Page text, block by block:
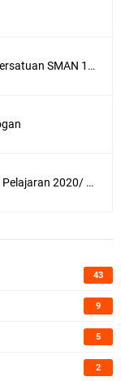
Kegiatan Outbound Dharma Wanita Persatuan SMAN 1 Purwodadi di Kemuning
PPDB SMA Negeri 1 Purwodadi Tahun Pelajaran 2020/ 2021
43
9
5
2